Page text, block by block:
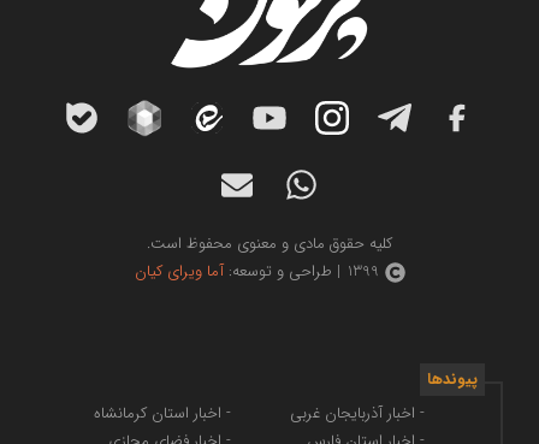
کلیه حقوق مادی و معنوی محفوظ است.
1399 | طراحی و توسعه:
آما ویرای کیان
پیوندها
- اخبار آذربایجان غربی
- اخبار استان کرمانشاه